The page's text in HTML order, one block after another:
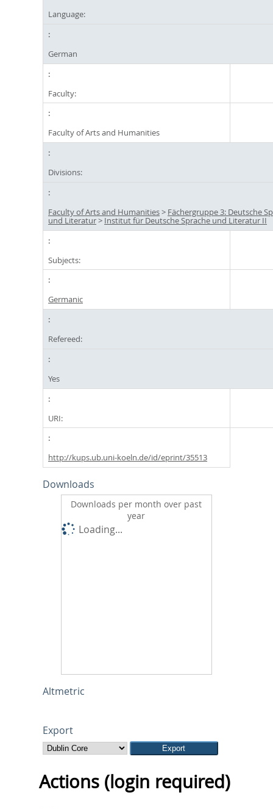
Language:
German
Faculty:
Faculty of Arts and Humanities
Divisions:
Faculty of Arts and Humanities> Fächergruppe 3: Deutsche
und Literatur> Institut für Deutsche Sprache und Literatur II
Subjects:
Germanic
Refereed:
Yes
URI:
http://kups.ub.uni-koeln.de/id/eprint/35513
Downloads
Downloads per month over past
year
Loading...
Altmetric
Export
Actions (login required)